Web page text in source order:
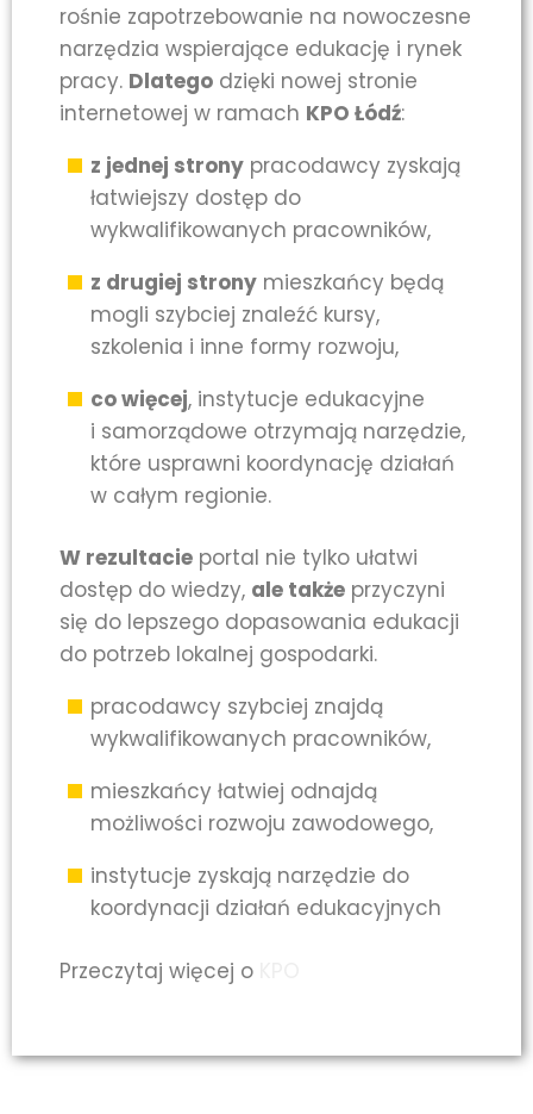
rośnie zapotrzebowanie na nowoczesne
narzędzia wspierające edukację i rynek
pracy. Dlatego dzięki nowej stronie
internetowej w ramach KPO Łódź:
z jednej stronypracodawcy zyskają
łatwiejszy dostęp do
wykwalifikowanych pracowników,
z drugiej stronymieszkańcy będą
mogli szybciej znaleźć kursy,
szkolenia i inne formy rozwoju,
co więcej, instytucje edukacyjne
i samorządowe otrzymają narzędzie,
które usprawni koordynację działań
w całym regionie.
W rezultacie portal nie tylko ułatwi
dostęp do wiedzy, ale także przyczyni
się do lepszego dopasowania edukacji
do potrzeb lokalnej gospodarki.
pracodawcy szybciej znajdą
wykwalifikowanych pracowników,
mieszkańcy łatwiej odnajdą
możliwości rozwoju zawodowego,
instytucje zyskają narzędzie do
koordynacji działań edukacyjnych
Przeczytaj więcej o